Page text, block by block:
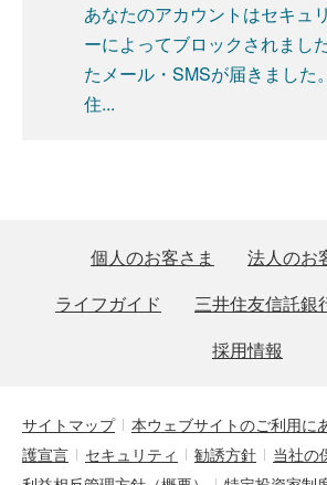
あなたのアカウントはセキュ
ーによってブロックされまし
たメール・SMSが届きました
住...
個人のお客さま
法人のお
ライフガイド
三井住友信託銀
採用情報
サイトマップ 本ウェブサイトのご利用に
護宣言
セキュリティ 勧誘方針
当社の